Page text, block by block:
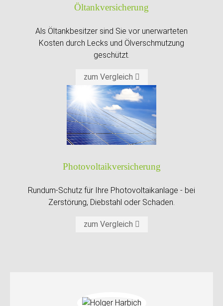
Öltankversicherung
Als Öltankbesitzer sind Sie vor unerwarteten
Kosten durch Lecks und Ölverschmutzung
geschützt.
zum Vergleich
Photo­voltaik­versicherung
Rundum-Schutz für Ihre Photovoltaikanlage - bei
Zerstörung, Diebstahl oder Schaden.
zum Vergleich